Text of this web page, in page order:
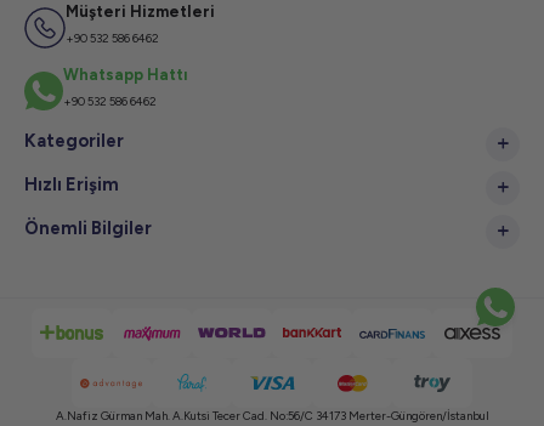
Müşteri Hizmetleri
+90 532 586 6462
Whatsapp Hattı
+90 532 586 6462
Kategoriler
Hızlı Erişim
Önemli Bilgiler
A.Nafiz Gürman Mah. A.Kutsi Tecer Cad. No:56/C 34173 Merter-Güngören/İstanbul